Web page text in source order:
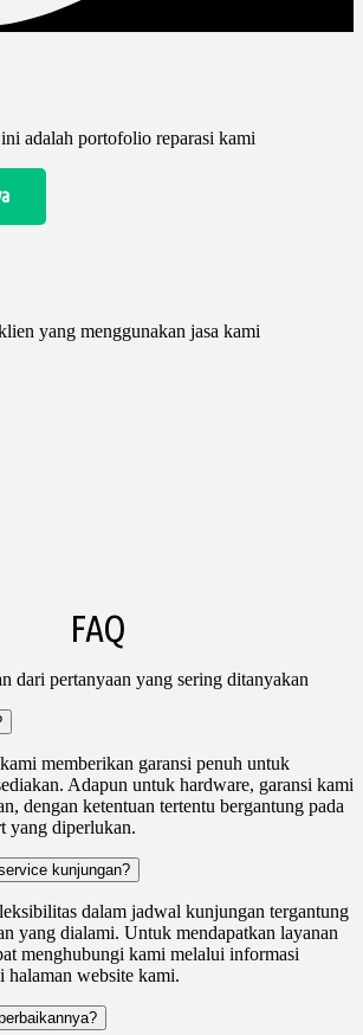
adalah portofolio reparasi kami
yang menggunakan jasa kami
FAQ
dari pertanyaan yang sering ditanyakan
memberikan garansi penuh untuk
Adapun untuk hardware, garansi kami
dengan ketentuan tertentu bergantung pada
yang diperlukan.
kunjungan?
dalam jadwal kunjungan tergantung
yang dialami. Untuk mendapatkan layanan
menghubungi kami melalui informasi
halaman website kami.